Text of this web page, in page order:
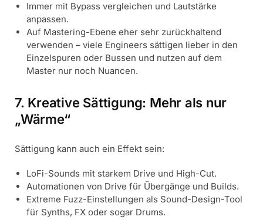
Immer mit Bypass vergleichen und Lautstärke
anpassen.
Auf Mastering-Ebene eher sehr zurückhaltend
verwenden – viele Engineers sättigen lieber in den
Einzelspuren oder Bussen und nutzen auf dem
Master nur noch Nuancen.
7. Kreative Sättigung: Mehr als nur
„Wärme“
Sättigung kann auch ein Effekt sein:
LoFi-Sounds mit starkem Drive und High-Cut.
Automationen von Drive für Übergänge und Builds.
Extreme Fuzz-Einstellungen als Sound-Design-Tool
für Synths, FX oder sogar Drums.